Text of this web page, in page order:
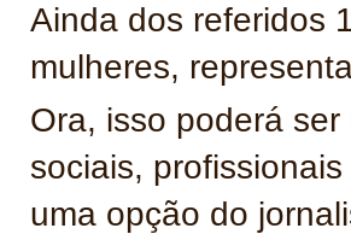
Ainda dos referidos
mulheres,
Ora, isso poderá
sociais,
uma opção do